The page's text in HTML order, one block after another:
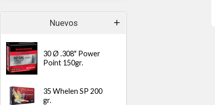
Nuevos
30 Ø .308" Power
Point 150gr.
35 Whelen SP 200
gr.